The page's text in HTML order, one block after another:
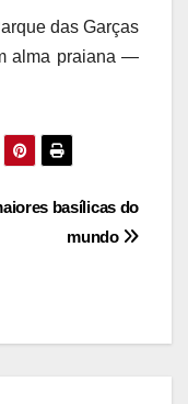
das Garças
alma praiana —
basílicas do
mundo